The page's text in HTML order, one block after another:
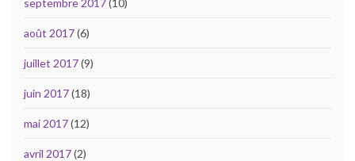
août 2017(6)
juillet 2017(9)
juin 2017(18)
mai 2017(12)
avril 2017(2)